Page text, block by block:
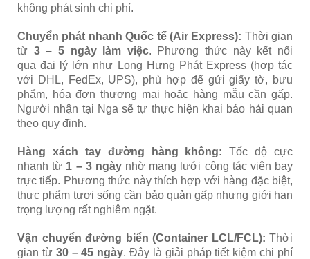
không phát sinh chi phí.
Chuyển phát nhanh Quốc tế (Air Express): Thời gian
từ 3 – 5 ngày làm việc. Phương thức này kết nối
qua đại lý lớn như Long Hưng Phát Express (hợp tác
với DHL, FedEx, UPS), phù hợp để gửi giấy tờ, bưu
phẩm, hóa đơn thương mại hoặc hàng mẫu cần gấp.
Người nhận tại Nga sẽ tự thực hiện khai báo hải quan
theo quy định.
Hàng xách tay đường hàng không: Tốc độ cực
nhanh từ 1 – 3 ngàynhờ mạng lưới cộng tác viên bay
trực tiếp. Phương thức này thích hợp với hàng đặc biệt,
thực phẩm tươi sống cần bảo quản gấp nhưng giới hạn
trọng lượng rất nghiêm ngặt.
Vận chuyển đường biển (Container LCL/FCL): Thời
gian từ 30 – 45 ngày. Đây là giải pháp tiết kiệm chi phí